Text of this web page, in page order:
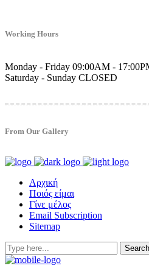
Working Hours
Monday - Friday 09:00AM -
Saturday - Sunday CLOSED
From Our Gallery
Αρχική
Ποιός είμαι
Γίνε μέλος
Email Subscription
Sitemap